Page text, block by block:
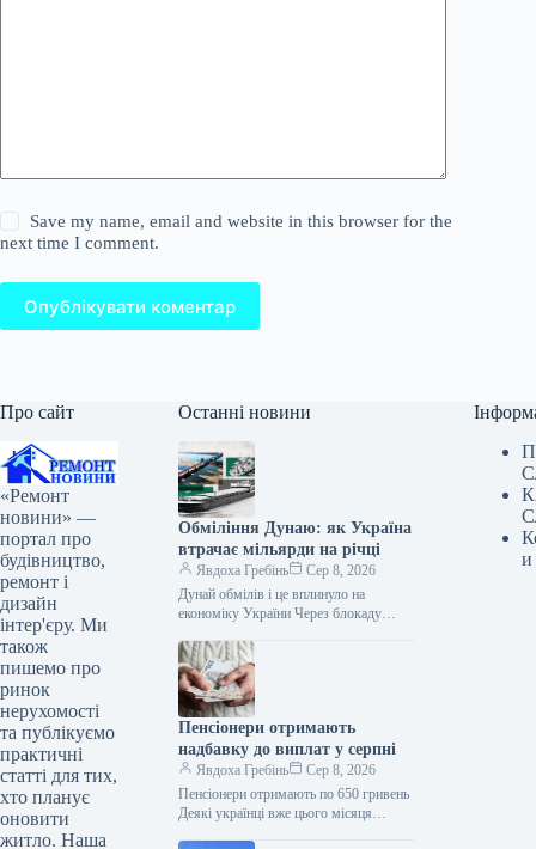
Save my name, email and website in this browser for the
next time I comment.
Опублікувати коментар
Про сайт
«Ремонт
новини» —
портал про
будівництво,
ремонт і
дизайн
інтер'єру. Ми
також
пишемо про
ринок
нерухомості
та публікуємо
практичні
статті для тих,
хто планує
оновити
житло. Наша
Останні новини
Обміління Дунаю: як Україна
втрачає мільярди на річці
Явдоха Гребінь
Сер 8, 2026
Дунай обмілів і це вплинуло на
економіку України Через блокаду
портів судноплавство на Дунаї з
резервного маршруту…
Пенсіонери отримають
надбавку до виплат у серпні
Явдоха Гребінь
Сер 8, 2026
Пенсіонери отримають по 650 гривень
Деякі українці вже цього місяця
и